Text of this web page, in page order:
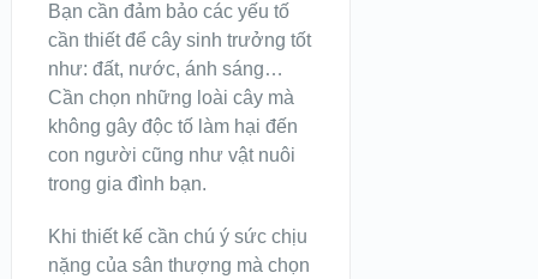
Bạn cần đảm bảo các yếu tố
cần thiết để cây sinh trưởng tốt
như: đất, nước, ánh sáng…
Cần chọn những loài cây mà
không gây độc tố làm hại đến
con người cũng như vật nuôi
trong gia đình bạn.
Khi thiết kế cần chú ý sức chịu
nặng của sân thượng mà chọn